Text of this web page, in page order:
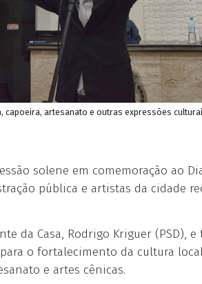
artesanato e outras expressões culturais
solene em comemoração ao
pública e artistas da cidade
da Casa, Rodrigo Kriguer (PSD),
o fortalecimento da cultura
e artes cênicas.